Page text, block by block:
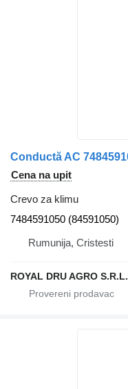
Cena na upit
Crevo za klimu
7484591050 (84591050)
Rumunija, Cristesti
ROYAL DRU AGRO S.R.L.